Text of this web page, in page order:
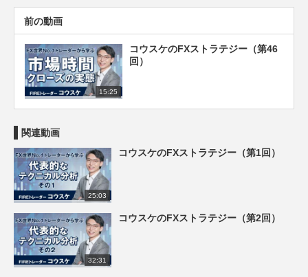
前の動画
15:25
コウスケのFXストラテジー（第46
回）
関連動画
25:03
コウスケのFXストラテジー（第1回）
32:31
コウスケのFXストラテジー（第2回）